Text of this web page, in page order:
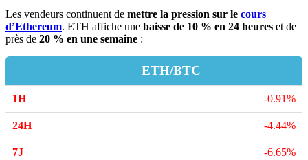
Les vendeurs continuent de mettre la pression sur le cours
d’Ethereum. ETH affiche une baisse de 10 % en 24 heures et de
près de 20 % en une semaine :
ETH/BTC
-0.91%
-4.44%
-6.65%